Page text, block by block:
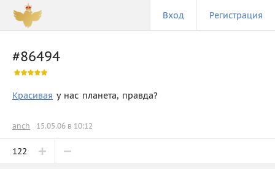
Вход Регистрация
#86494
Красивая у нас планета, правда?
anch 15.05.06 в 10:12
122